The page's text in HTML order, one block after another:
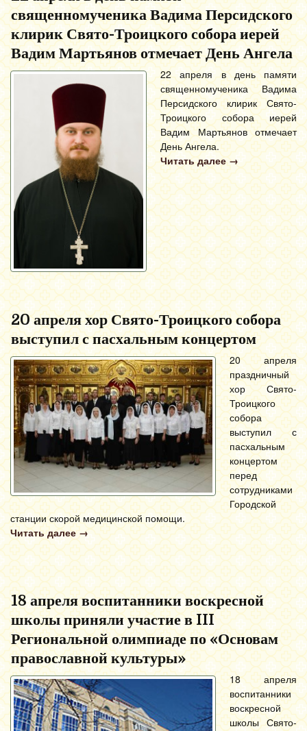
священномученика Вадима Персидского
клирик Свято-Троицкого собора иерей
Вадим Мартьянов отмечает День Ангела
22 апреля в день памяти
священномученика Вадима
Персидского клирик Свято-
Троицкого собора иерей
Вадим Мартьянов отмечает
День Ангела.
Читать далее →
20 апреля хор Свято-Троицкого собора
выступил с пасхальным концертом
20 апреля
праздничный
хор Свято-
Троицкого
собора
выступил с
пасхальным
концертом
перед
сотрудниками
Городской
станции скорой медицинской помощи.
Читать далее →
18 апреля воспитанники воскресной
школы приняли участие в III
Региональной олимпиаде по «Основам
православной культуры»
18 апреля
воспитанники
воскресной
школы Свято-